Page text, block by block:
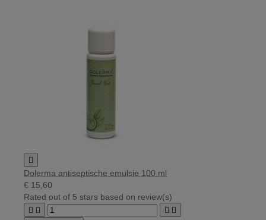

Dolerma antiseptische emulsie 100 ml
€ 15,60
Rated out of 5 stars based on review(s)
   